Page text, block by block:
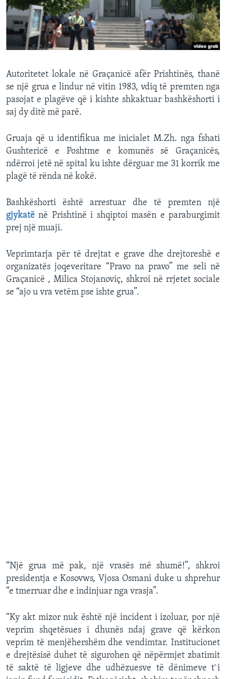
INTERVISTA
DITARI
Autoritetet lokale në Graçanicë afër Prishtinës, thanë
se një grua e lindur në vitin 1983, vdiq të premten nga
pasojat e plagëve që i kishte shkaktuar bashkëshorti i
saj dy ditë më parë.
Gruaja që u identifikua me inicialet M.Zh. nga fshati
Gushtericë e Poshtme e komunës së Graçanicës,
ndërroi jetë në spital ku ishte dërguar me 31 korrik me
plagë të rënda në kokë.
Bashkëshorti është arrestuar dhe të premten një
gjykatë në Prishtinë i shqiptoi masën e paraburgimit
prej një muaji.
Veprimtarja për të drejtat e grave dhe drejtoreshë e
organizatës joqeveritare “Pravo na pravo” me seli në
Graçanicë , Milica Stojanoviç, shkroi në rrjetet sociale
se “ajo u vra vetëm pse ishte grua”.
“Një grua më pak, një vrasës më shumë!”, shkroi
presidentja e Kosovws, Vjosa Osmani duke u shprehur
“e tmerruar dhe e indinjuar nga vrasja”.
“Ky akt mizor nuk është një incident i izoluar, por një
veprim shqetësues i dhunës ndaj grave që kërkon
veprim të menjëhershëm dhe vendimtar. Institucionet
e drejtësisë duhet të sigurohen që nëpërmjet zbatimit
të saktë të ligjeve dhe udhëzuesve të dënimeve t`i